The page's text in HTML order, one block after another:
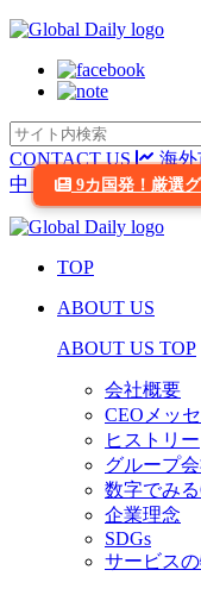
CONTACT US 海外
中
9カ国発！厳選
TOP
ABOUT US
ABOUT US TOP
会社概要
CEOメッ
ヒストリー
グループ
数字でみ
企業理念
SDGs
サービス